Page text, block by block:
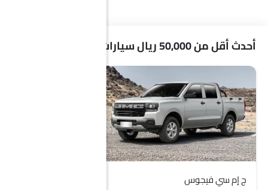
أحدث أقل من 50,000 ريال سيارات
ج إم سي فيجوس